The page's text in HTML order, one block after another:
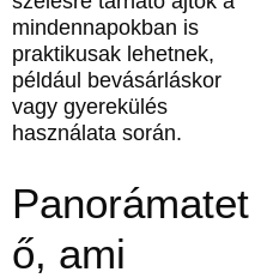
mindennapokban is
praktikusak lehetnek,
például bevásárláskor
vagy gyerekülés
használata során.
Panorámatet
ő, ami